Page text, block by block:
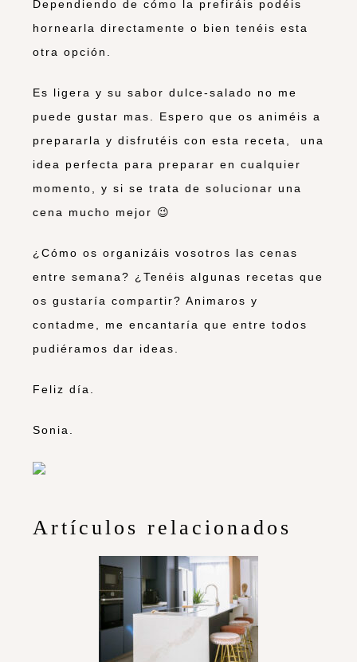
Dependiendo de cómo la prefiráis podéis
hornearla directamente o bien tenéis esta
otra opción.
Es ligera y su sabor dulce-salado no me
puede gustar mas. Espero que os animéis a
prepararla y disfrutéis con esta receta, una
idea perfecta para preparar en cualquier
momento, y si se trata de solucionar una
cena mucho mejor 😉
¿Cómo os organizáis vosotros las cenas
entre semana? ¿Tenéis algunas recetas que
os gustaría compartir? Animaros y
contadme, me encantaría que entre todos
pudiéramos dar ideas.
Feliz día.
Sonia.
Artículos relacionados